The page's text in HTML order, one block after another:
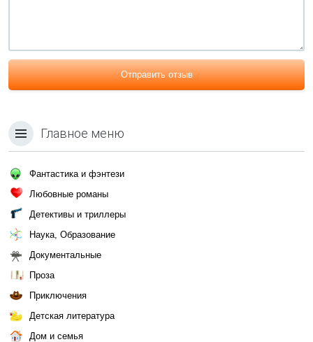
Отправить отзыв
Главное меню
Фантастика и фэнтези
Любовные романы
Детективы и триллеры
Наука, Образование
Документальные
Проза
Приключения
Детская литература
Дом и семья